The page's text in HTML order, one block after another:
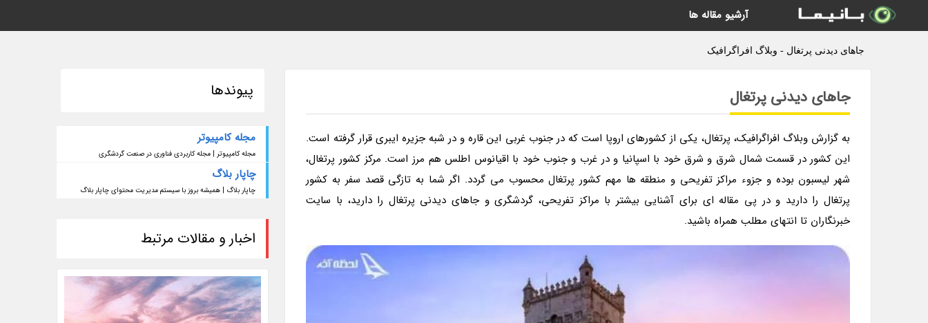
جاهای دیدنی پرتغال - وبلاگ افراگرافیک
جاهای دیدنی پرتغال
به گزارش وبلاگ افراگرافیک، پرتغال، یکی از کشورهای اروپا است که در جنوب غربی این قاره و در شبه جزیره ایبری قرار گرفته است.
این کشور در قسمت شمال شرق و شرق خود با اسپانیا و در غرب و جنوب خود با اقیانوس اطلس هم مرز است. مرکز کشور پرتغال،
شهر لیسبون بوده و جزوء مراکز تفریحی و منطقه ها مهم کشور پرتغال محسوب می گردد. اگر شما به تازگی قصد سفر به کشور
پرتغال را دارید و در پی مقاله ای برای آشنایی بیشتر با مراکز تفریحی، گردشگری و جاهای دیدنی پرتغال را دارید، با سایت
خبرنگاران تا انتهای مطلب همراه باشید.
پیوندها
مجله کامپیوتر
مجله کامپیوتر | مجله کاربردی فناوری در صنعت گردشگری
چاپار بلاگ
چاپار بلاگ | همیشه بروز با سیستم مدیریت محتوای چاپار بلاگ
اخبار و مقالات مرتبط
آرشیو مقاله ها